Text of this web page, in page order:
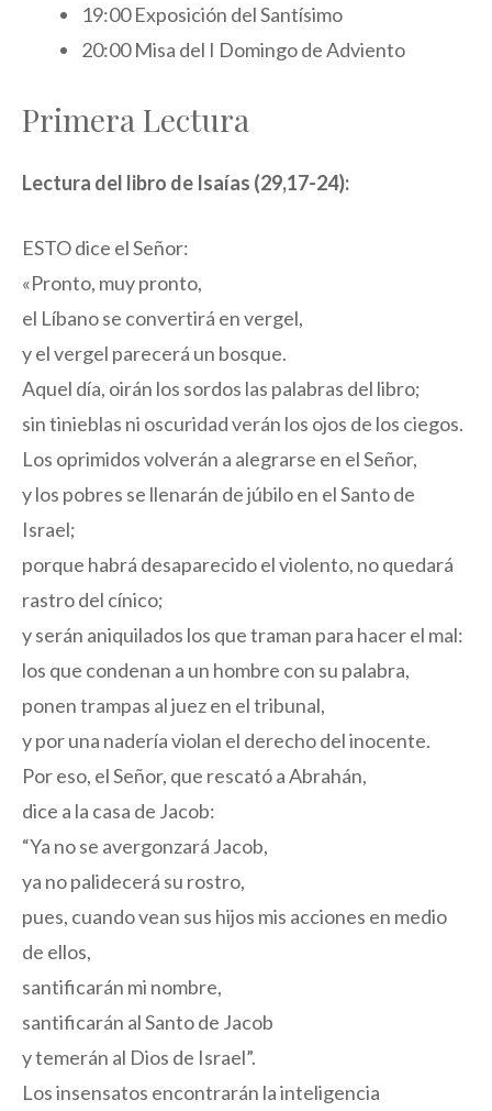
19:00 Exposición del Santísimo
20:00 Misa del I Domingo de Adviento
Primera Lectura
Lectura del libro de Isaías (29,17-24):
ESTO dice el Señor:
«Pronto, muy pronto,
el Líbano se convertirá en vergel,
y el vergel parecerá un bosque.
Aquel día, oirán los sordos las palabras del libro;
sin tinieblas ni oscuridad verán los ojos de los ciegos.
Los oprimidos volverán a alegrarse en el Señor,
y los pobres se llenarán de júbilo en el Santo de
Israel;
porque habrá desaparecido el violento, no quedará
rastro del cínico;
y serán aniquilados los que traman para hacer el mal:
los que condenan a un hombre con su palabra,
ponen trampas al juez en el tribunal,
y por una nadería violan el derecho del inocente.
Por eso, el Señor, que rescató a Abrahán,
dice a la casa de Jacob:
“Ya no se avergonzará Jacob,
ya no palidecerá su rostro,
pues, cuando vean sus hijos mis acciones en medio
de ellos,
santificarán mi nombre,
santificarán al Santo de Jacob
y temerán al Dios de Israel”.
Los insensatos encontrarán la inteligencia